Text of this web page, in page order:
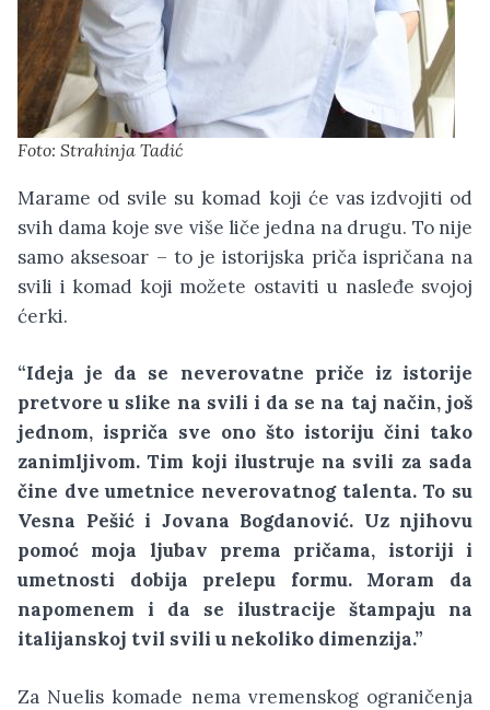
Foto: Strahinja Tadić
Marame od svile su komad koji će vas izdvojiti od
svih dama koje sve više liče jedna na drugu. To nije
samo aksesoar – to je istorijska priča ispričana na
svili i komad koji možete ostaviti u nasleđe svojoj
ćerki.
“Ideja je da se neverovatne priče iz istorije
pretvore u slike na svili i da se na taj način, još
jednom, ispriča sve ono što istoriju čini tako
zanimljivom. Tim koji ilustruje na svili za sada
čine dve umetnice neverovatnog talenta. To su
Vesna Pešić i Jovana Bogdanović. Uz njihovu
pomoć moja ljubav prema pričama, istoriji i
umetnosti dobija prelepu formu. Moram da
napomenem i da se ilustracije štampaju na
italijanskoj tvil svili u nekoliko dimenzija.”
Za Nuelis komade nema vremenskog ograničenja